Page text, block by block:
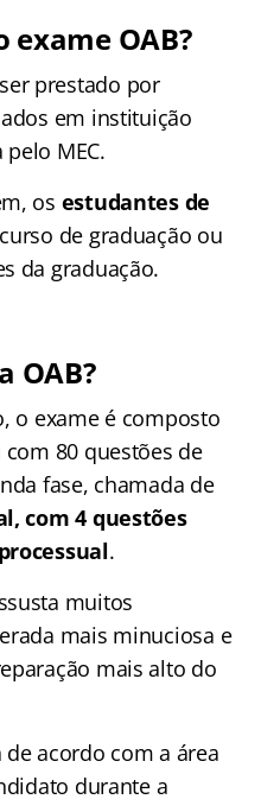
exame OAB?
prestado por
em instituição
MEC.
os estudantes de
de graduação ou
da graduação.
OAB?
o exame é composto
80 questões de
fase, chamada de
com 4 questões
.
muitos
mais minuciosa e
mais alto do
acordo com a área
durante a